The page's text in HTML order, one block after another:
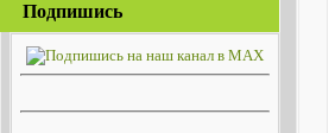
Подпишись